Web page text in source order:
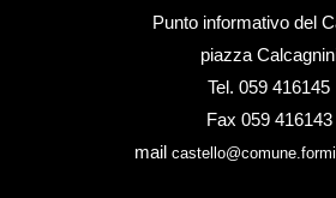
Punto informativo del
piazza
Tel. 059 416145
Fax 059 416143
mail